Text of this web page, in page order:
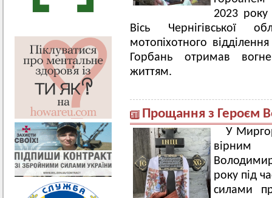
2023 року
Вісь Чернігівської
мотопіхотного
Горбань отримав
життям.
Прощання з Героєм
У
вірним
року під
силами